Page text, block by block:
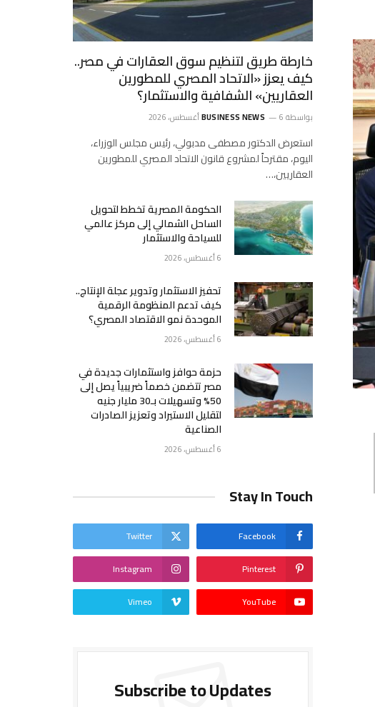
خارطة طريق لتنظيم سوق العقارات في مصر..
كيف يعزز «الاتحاد المصري للمطورين
العقاريين» الشفافية والاستثمار؟
بواسطة BUSINESS NEWS 6 أغسطس، 2026
استعرض الدكتور مصطفى مدبولي، رئيس مجلس الوزراء،
اليوم، مقترحاً لمشروع قانون الاتحاد المصري للمطورين
العقاريين،…
الحكومة المصرية تخطط لتحويل
الساحل الشمالي إلى مركز عالمي
للسياحة والاستثمار
6 أغسطس، 2026
تحفيز الاستثمار وتدوير عجلة الإنتاج..
كيف تدعم المنظومة الرقمية
الموحدة نمو الاقتصاد المصري؟
6 أغسطس، 2026
حزمة حوافز واستثمارات جديدة في
مصر تتضمن خصماً ضريبياً يصل إلى
50% وتسهيلات بـ30 مليار جنيه
لتقليل الاستيراد وتعزيز الصادرات
الصناعية
6 أغسطس، 2026
Stay In Touch
Facebook
Twitter
Pinterest
Instagram
YouTube
Vimeo
Subscribe to Updates